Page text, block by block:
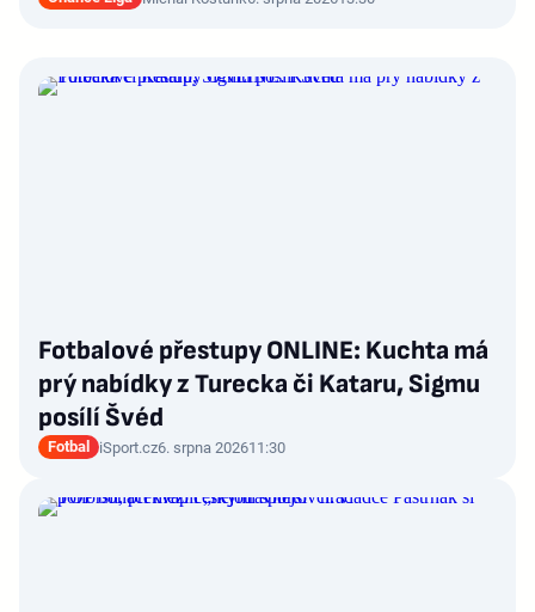
Fotbalové přestupy ONLINE: Kuchta má
prý nabídky z Turecka či Kataru, Sigmu
posílí Švéd
Fotbal iSport.cz6. srpna 202611:30